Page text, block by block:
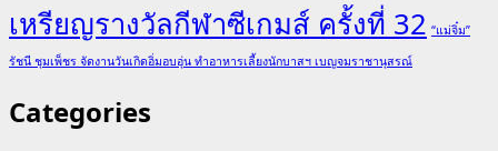
เหรียญรางวัลกีฬาซีเกมส์ ครั้งที่ 32 “แม่จิ๋ม”
รัชนี ชุมเพ็ชร จัดงานวันเกิดอิ่มอบอุ่น ทำอาหารเลี้ยงนักบาสฯ เบญจมราชานุสรณ์
Categories